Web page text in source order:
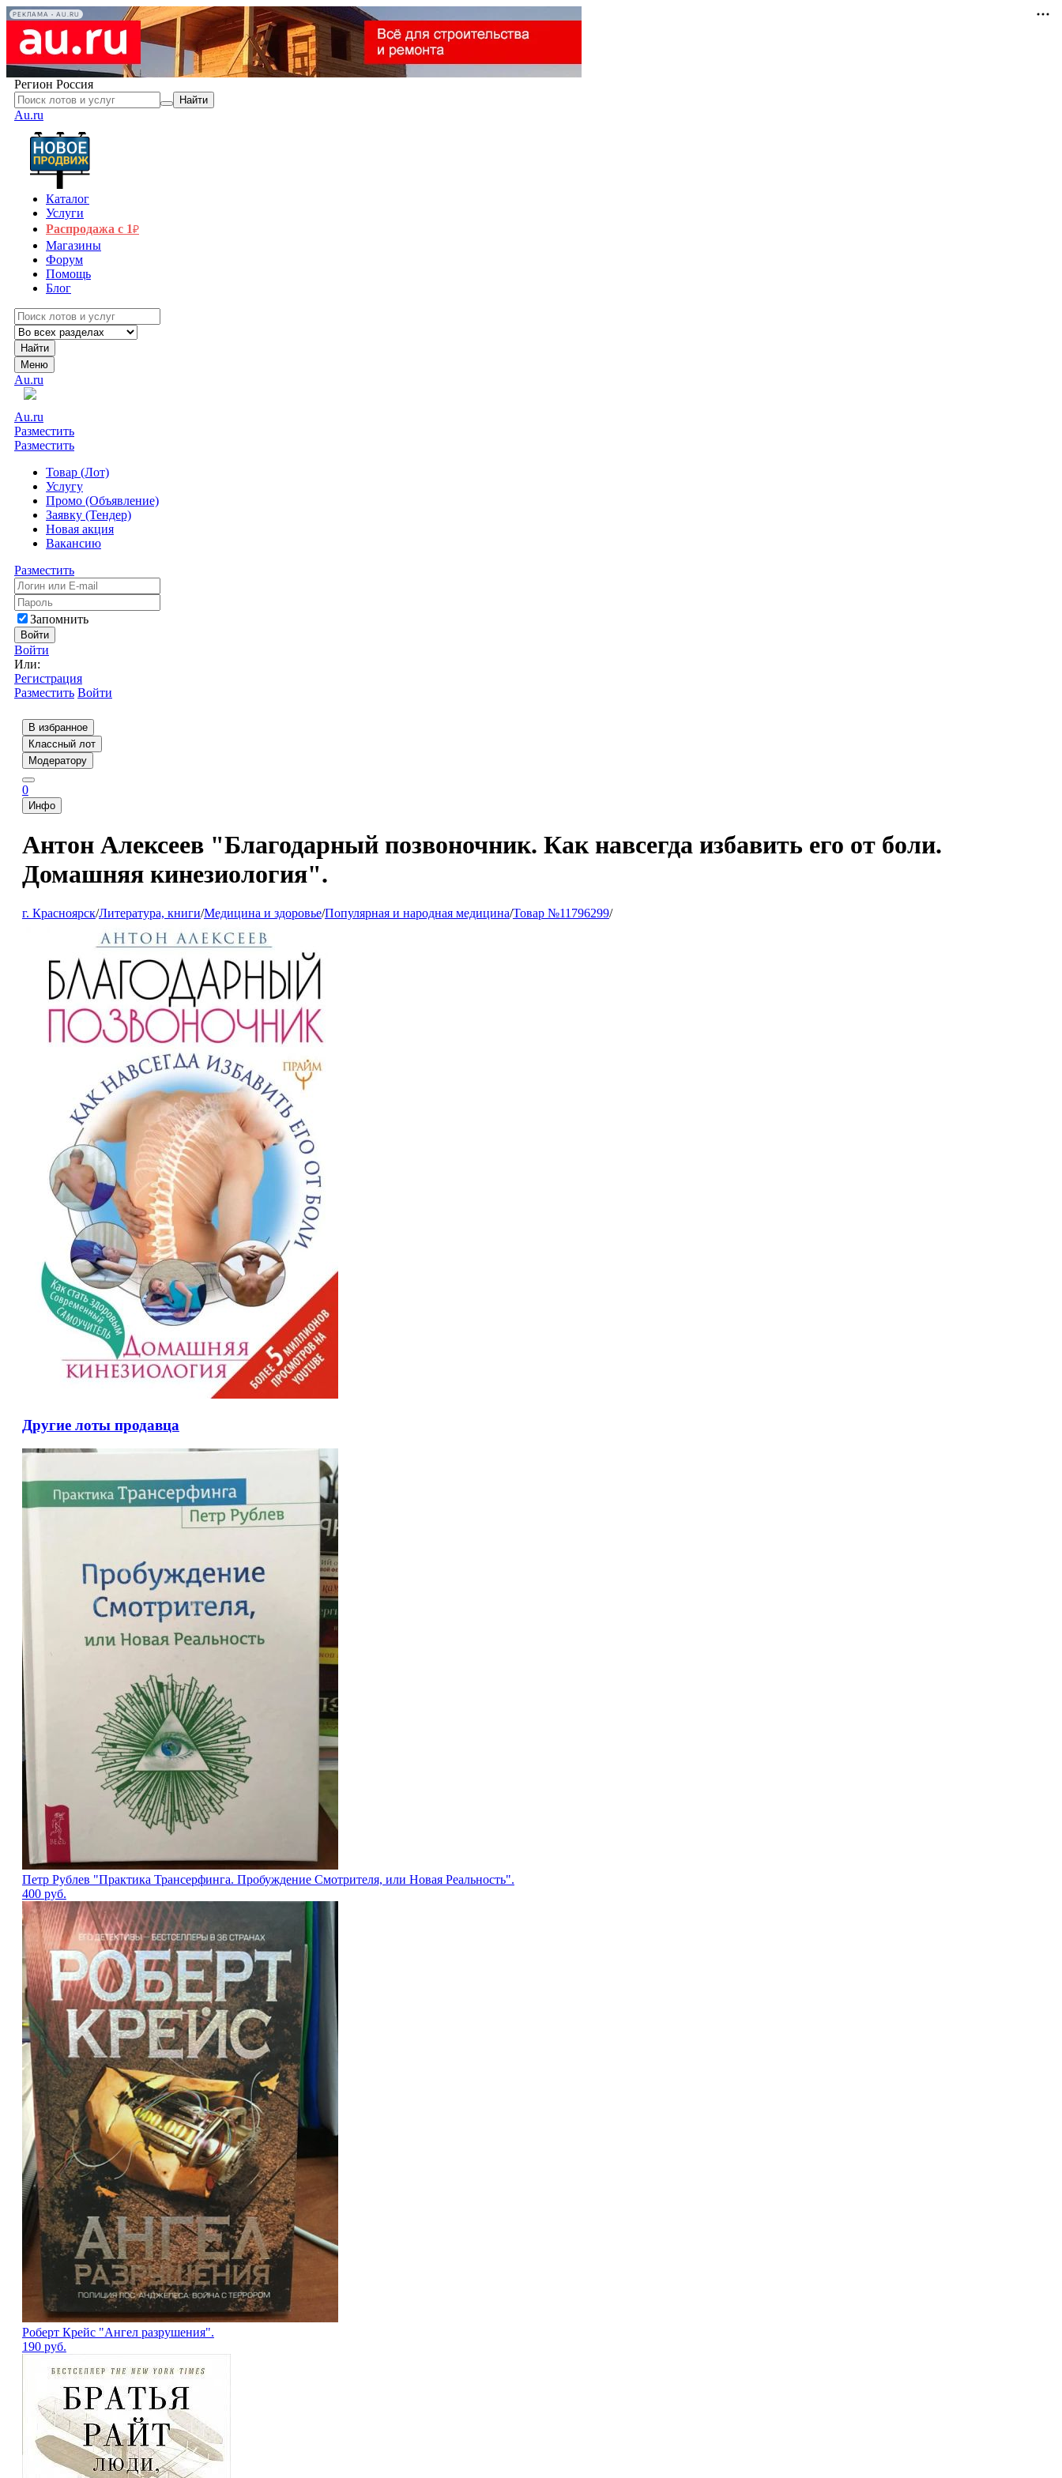
РЕКЛАМА • AU.RU
Регион Россия
Найти
Au.ru
Каталог
Услуги
Распродажа с 1₽
Магазины
Форум
Помощь
Блог
Найти
Меню
Au.ru
Au.ru
Разместить
Разместить
Товар (Лот)
Услугу
Промо (Объявление)
Заявку (Тендер)
Новая акция
Вакансию
Разместить
Запомнить
Войти
Войти
Или:
Регистрация
Разместить Войти
В избранное
Классный лот
Модератору
0
Инфо
Антон Алексеев "Благодарный позвоночник. Как навсегда избавить его от боли.
Домашняя кинезиология".
г. Красноярск/Литература, книги/Медицина и здоровье/Популярная и народная медицина/Товар №11796299/
Другие лоты продавца
Петр Рублев "Практика Трансерфинга. Пробуждение Смотрителя, или Новая Реальность".
400 руб.
Роберт Крейс "Ангел разрушения".
190 руб.